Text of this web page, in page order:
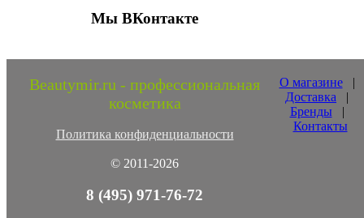
Мы ВКонтакте
Beautymir.ru - профессиональная
косметика
Политика конфиденциальности
© 2011-2026
О магазине|
Доставка |
Бренды |
Контакты
8 (495) 971-76-72